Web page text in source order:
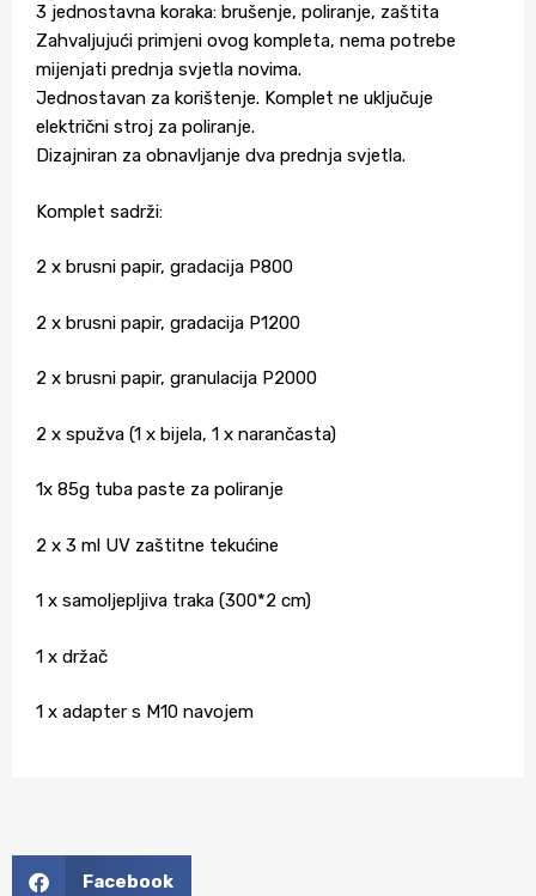
3 jednostavna koraka: brušenje, poliranje, zaštita
Zahvaljujući primjeni ovog kompleta, nema potrebe
mijenjati prednja svjetla novima.
Jednostavan za korištenje. Komplet ne uključuje
električni stroj za poliranje.
Dizajniran za obnavljanje dva prednja svjetla.
Komplet sadrži:
2 x brusni papir, gradacija P800
2 x brusni papir, gradacija P1200
2 x brusni papir, granulacija P2000
2 x spužva (1 x bijela, 1 x narančasta)
1x 85g tuba paste za poliranje
2 x 3 ml UV zaštitne tekućine
1 x samoljepljiva traka (300*2 cm)
1 x držač
1 x adapter s M10 navojem
Facebook